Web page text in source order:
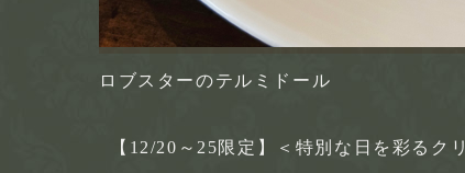
ロブスターのテルミドール
【12/20～25限定】＜特別な日を彩る